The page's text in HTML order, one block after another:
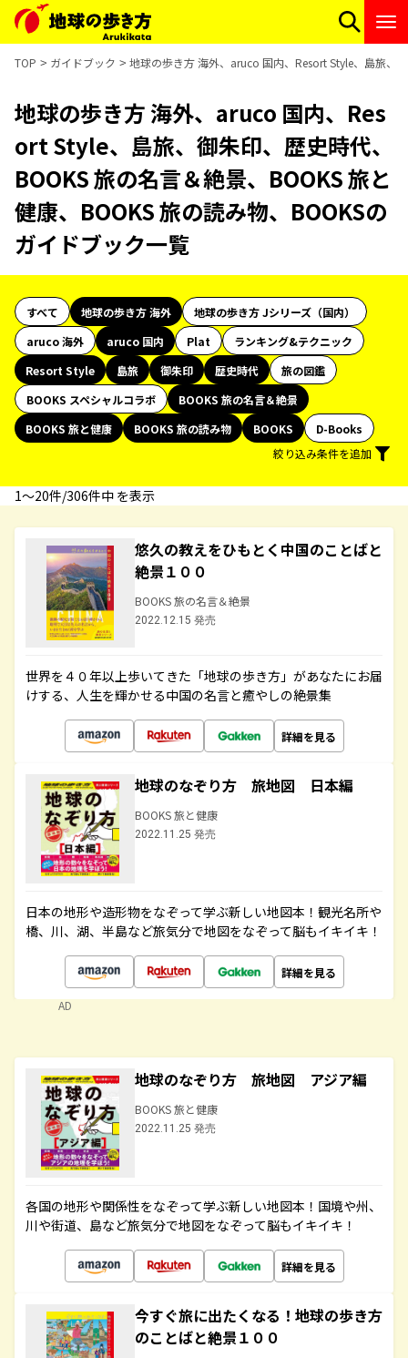
TOP ガイドブック 地球の歩き方 海外、aruco 国内、Resort Style、島旅、
地球の歩き方 海外、aruco 国内、Res
ort Style、島旅、御朱印、歴史時代、
BOOKS 旅の名言＆絶景、BOOKS 旅と
健康、BOOKS 旅の読み物、BOOKSの
ガイドブック一覧
すべて 地球の歩き方 海外
地球の歩き方 Jシリーズ（国内）
aruco 海外
aruco 国内 Plat
ランキング&テクニック
Resort Style
島旅 御朱印 歴史時代
旅の図鑑
BOOKS スペシャルコラボ
BOOKS 旅の名言＆絶景
BOOKS 旅と健康
BOOKS 旅の読み物 BOOKS
D-Books
絞り込み条件を追加
1〜20件/306件中 を表示
悠久の教えをひもとく中国のことばと
絶景１００
BOOKS 旅の名言＆絶景
2022.12.15 発売
世界を４０年以上歩いてきた「地球の歩き方」があなたにお届
けする、人生を輝かせる中国の名言と癒やしの絶景集
詳細を見る
地球のなぞり方 旅地図 日本編
BOOKS 旅と健康
2022.11.25 発売
日本の地形や造形物をなぞって学ぶ新しい地図本！観光名所や
橋、川、湖、半島など旅気分で地図をなぞって脳もイキイキ！
詳細を見る
AD
地球のなぞり方 旅地図 アジア編
BOOKS 旅と健康
2022.11.25 発売
各国の地形や関係性をなぞって学ぶ新しい地図本！国境や州、
川や街道、島など旅気分で地図をなぞって脳もイキイキ！
詳細を見る
今すぐ旅に出たくなる！地球の歩き方
のことばと絶景１００